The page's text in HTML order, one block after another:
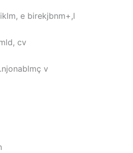
e birekjbnm+,l
cv
v